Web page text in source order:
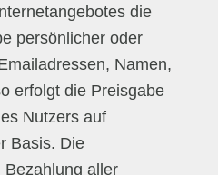
die
persönlicher oder
Namen,
erfolgt die Preisgabe
Nutzers auf
Basis. Die
Bezahlung aller